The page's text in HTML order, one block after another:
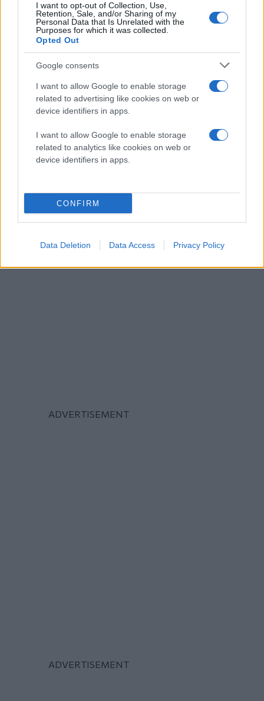
I want to opt-out of Collection, Use,
Retention, Sale, and/or Sharing of my
Personal Data that Is Unrelated with the
Purposes for which it was collected.
Opted Out
Google consents
I want to allow Google to enable storage
related to advertising like cookies on web or
device identifiers in apps.
I want to allow Google to enable storage
related to analytics like cookies on web or
device identifiers in apps.
CONFIRM
Data Deletion Data Access Privacy Policy
Σύμφωνα με τουπουργείο Υγείαςτης ΛΔ Κονγκό, οι
δεν ενημερώθηκαν εγκαίρως για την τρέχουσα
καθώς οι πληγείσες κοινότητες
πρόκειται για μια «μυστικιστική ασθένεια» ή «μαγεία»,
γεγονός που ώθησε τους
κέντρα
Κάνε κλικ και δες περισσότερο
αναζήτηση της
Πρόσθεσέ το στηνGoogle
Υγεία